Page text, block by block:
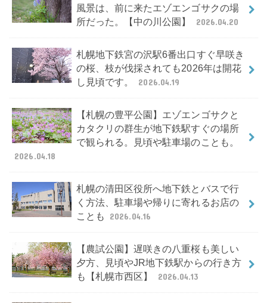
風景は、前に来たエゾエンゴサクの場
所だった。【中の川公園】
2026.04.20
札幌地下鉄宮の沢駅6番出口すぐ早咲き
の桜、枝が伐採されても2026年は開花
し見頃です。
2026.04.19
【札幌の豊平公園】エゾエンゴサクと
カタクリの群生が地下鉄駅すぐの場所
で観られる。見頃や駐車場のことも。
2026.04.18
札幌の清田区役所へ地下鉄とバスで行
く方法、駐車場や帰りに寄れるお店の
ことも
2026.04.16
【農試公園】遅咲きの八重桜も美しい
夕方、見頃やJR地下鉄駅からの行き方
も【札幌市西区】
2026.04.13